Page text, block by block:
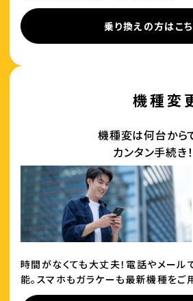
乗り換えの方はこ
機種変
機種変は何台から
カンタン手続き！
時間がなくても大丈夫！電話やメール
能。スマホもガラケーも最新機種をご